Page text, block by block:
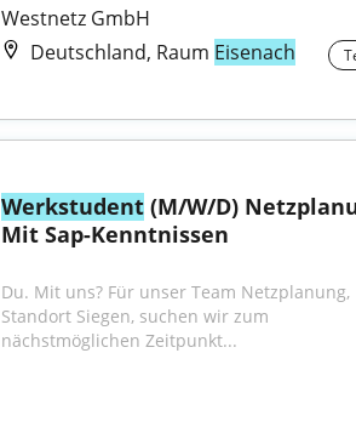
Westnetz GmbH
Deutschland, Raum Eisenach
Werkstudent (M/W/D)
Mit Sap-Kenntnissen
Du. Mit uns? Für unser Team Netzplanung,
Standort Siegen, suchen wir zum
nächstmöglichen Zeitpunkt...